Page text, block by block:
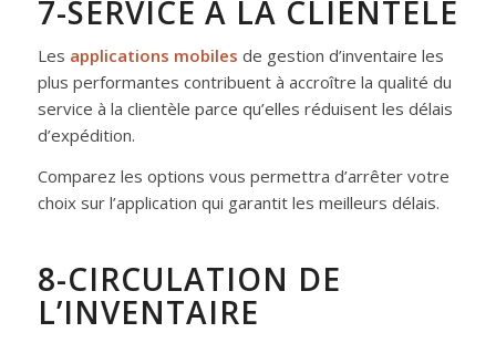
7-SERVICE À LA CLIENTÈLE
Les applications mobiles de gestion d’inventaire les
plus performantes contribuent à accroître la qualité du
service à la clientèle parce qu’elles réduisent les délais
d’expédition.
Comparez les options vous permettra d’arrêter votre
choix sur l’application qui garantit les meilleurs délais.
8-CIRCULATION DE
L’INVENTAIRE